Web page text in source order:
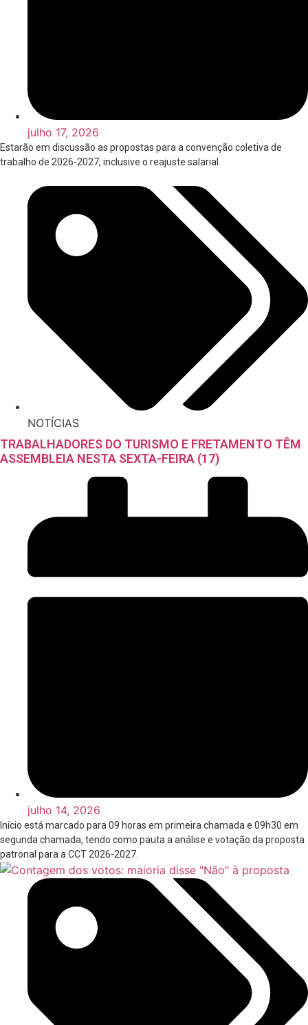
julho 17, 2026
Estarão em discussão as propostas para a convenção coletiva de
trabalho de 2026-2027, inclusive o reajuste salarial.
NOTÍCIAS
TRABALHADORES DO TURISMO E FRETAMENTO TÊM
ASSEMBLEIA NESTA SEXTA-FEIRA (17)
julho 14, 2026
Início está marcado para 09 horas em primeira chamada e 09h30 em
segunda chamada, tendo como pauta a análise e votação da proposta
patronal para a CCT 2026-2027.